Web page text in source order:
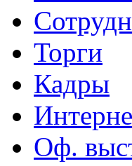
Торги
Кадры
Оф.